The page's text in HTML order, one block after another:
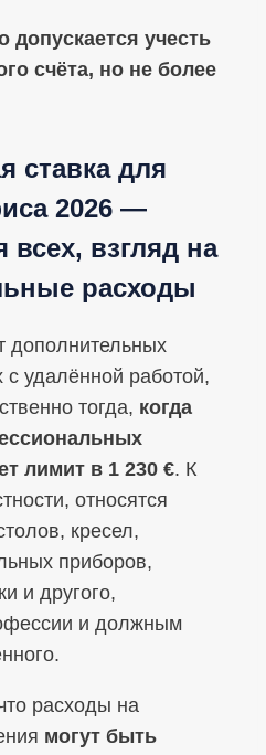
допускается учесть
счёта, но не более
ставка для
2026 —
взгляд на
расходы
дополнительных
удалённой работой,
тогда, когда
лимит в 1 230 €. К
относятся
кресел,
приборов,
и другого,
и должным
расходы на
могут быть